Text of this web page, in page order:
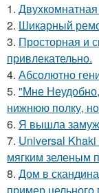
1.
2. Шикарный
3. Просторная и
привлекательно.
4. Абсолютно
5. "Мне
нижнюю полку,
6. Я вышла
7. Universal
мягким зеленым
8. Дом в